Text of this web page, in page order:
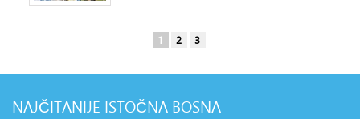
1 2 3
NAJČITANIJE ISTOČNA BOSNA